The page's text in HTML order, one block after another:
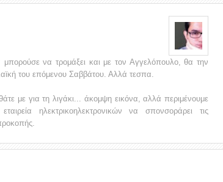
να τρομάξει και με τον Αγγελόπουλο, θα την
του επόμενου Σαββάτου. Αλλά τεσπα.
με για τη λιγάκι... άκομψη εικόνα, αλλά περιμένουμε
ηλεκτρικοηλεκτρονικών να σπονσοράρει τις